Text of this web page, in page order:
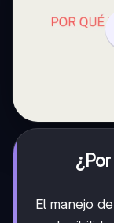
El manejo